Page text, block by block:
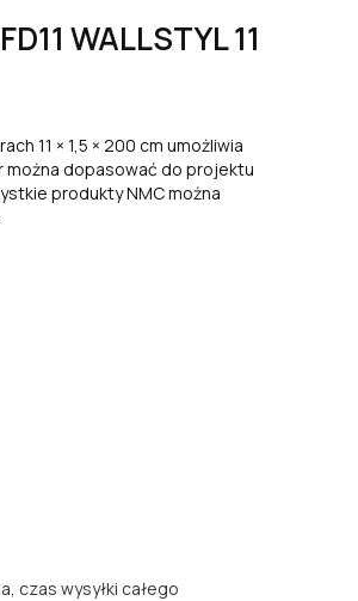
WALLSTYL 11
11 × 1,5 × 200 cm umożliwia
można dopasować do projektu
produkty NMC można
czas wysyłki całego